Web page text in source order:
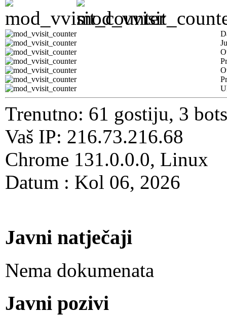
Trenutno: 61 gostiju, 3
Vaš IP: 216.73.216.68
Chrome 131.0.0.0, Linux
Datum : Kol 06, 2026
Javni natječaji
Nema dokumenata
Javni pozivi